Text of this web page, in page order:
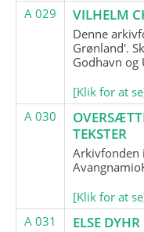
A 029
VILHELM
Denne
Grønland'.
Godhavn og
[Klik for at
A 030
TEKSTER
Arkivfonden
[Klik for at
A 031
ELSE DYHR